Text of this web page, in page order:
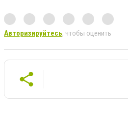
Авторизируйтесь, чтобы оценить